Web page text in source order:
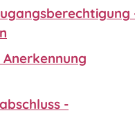
Anerkennung
-